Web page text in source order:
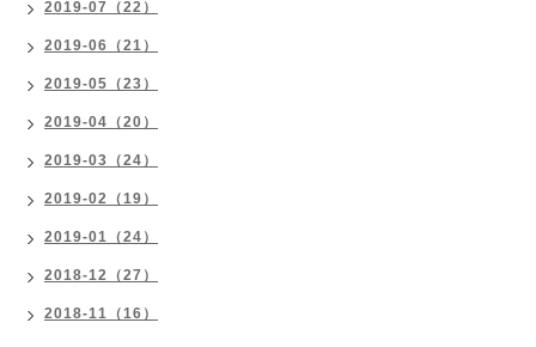
2019-07（22）
2019-06（21）
2019-05（23）
2019-04（20）
2019-03（24）
2019-02（19）
2019-01（24）
2018-12（27）
2018-11（16）